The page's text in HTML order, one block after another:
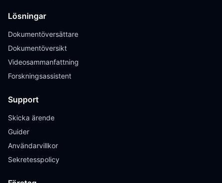
Lösningar
Dokumentöversättare
Dokumentöversikt
Videosammanfattning
Forskningsassistent
Support
Skicka ärende
Guider
Användarvillkor
Sekretesspolicy